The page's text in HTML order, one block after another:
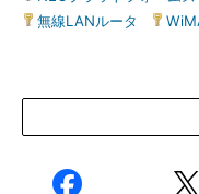
無線LANルータ